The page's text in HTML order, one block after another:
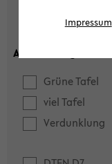
Ausstattung:
Grüne Tafel
viel Tafel
Verdunklung
Impressum